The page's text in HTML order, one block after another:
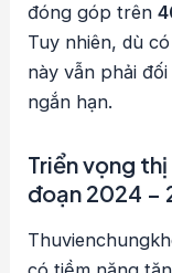
đóng góp trên
Tuy nhiên, dù
này vẫn phải
ngắn hạn.
Triển vọng
đoạn 2024 –